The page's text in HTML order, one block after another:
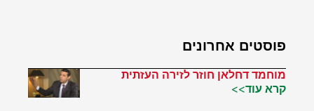
פוסטים אחרונים
מוחמד דחלאן חוזר לזירה העזתית
קרא עוד>>